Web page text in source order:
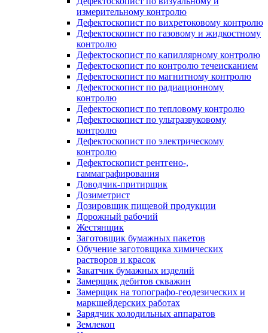
измерительному контролю
Дефектоскопист по вихретоковому контролю
Дефектоскопист по газовому и жидкостному
контролю
Дефектоскопист по капиллярному контролю
Дефектоскопист по контролю течеисканием
Дефектоскопист по магнитному контролю
Дефектоскопист по радиационному
контролю
Дефектоскопист по тепловому контролю
Дефектоскопист по ультразвуковому
контролю
Дефектоскопист по электрическому
контролю
Дефектоскопист рентгено-,
гаммаграфирования
Доводчик-притирщик
Дозиметрист
Дозировщик пищевой продукции
Дорожный рабочий
Жестянщик
Заготовщик бумажных пакетов
Обучение заготовщика химических
растворов и красок
Закатчик бумажных изделий
Замерщик дебитов скважин
Замерщик на топографо-геодезических и
маркшейдерских работах
Зарядчик холодильных аппаратов
Землекоп